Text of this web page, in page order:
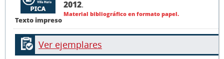
Texto impreso
2012.
Material bibliográfico en formato papel.
Ver ejemplares